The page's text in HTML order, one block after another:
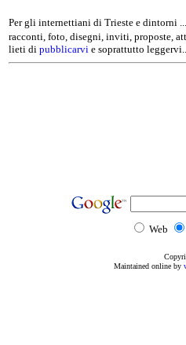
Per gli internettiani di Trieste e dintorni
racconti, foto, disegni, inviti, proposte,
lieti di pubblicarvi e soprattutto
Web
Maintained online by